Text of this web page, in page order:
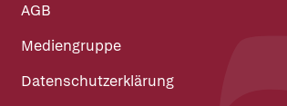
AGB
Mediengruppe
Datenschutzerklärung